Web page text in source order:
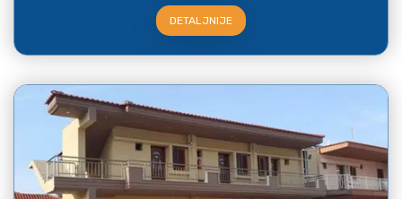
DETALJNIJE